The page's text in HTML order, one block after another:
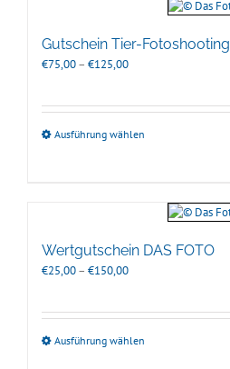
Gutschein Tier-Fotoshooting
€75,00– €125,00Preisspanne:
€125,00
Ausführung wählen
Wertgutschein DAS FOTO
€25,00– €150,00Preisspanne:
€150,00
Ausführung wählen